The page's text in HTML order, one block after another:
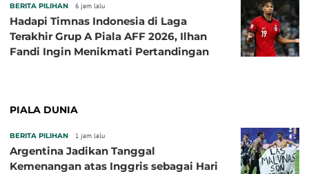
BERITA PILIHAN 6 jam lalu
Hadapi Timnas Indonesia di Laga
Terakhir Grup A Piala AFF 2026, Ilhan
Fandi Ingin Menikmati Pertandingan
PIALA DUNIA
BERITA PILIHAN 1 jam lalu
Argentina Jadikan Tanggal
Kemenangan atas Inggris sebagai Hari